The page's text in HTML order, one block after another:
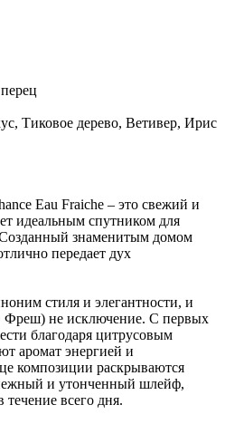
Тиковое дерево, Ветивер, Ирис
Eau Fraiche – это свежий и
идеальным спутником для
знаменитым домом
передает дух
стиля и элегантности, и
Фреш) не исключение. С первых
благодаря цитрусовым
аромат энергией и
композиции раскрываются
и утонченный шлейф,
всего дня.